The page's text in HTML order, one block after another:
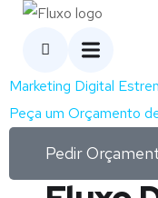
Marketing Digital
Peça um Orçamento
Pedir